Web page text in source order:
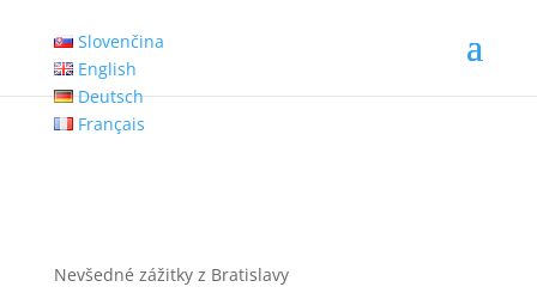
Slovenčina
English
Deutsch
Français
Nevšedné zážitky z Bratislavy